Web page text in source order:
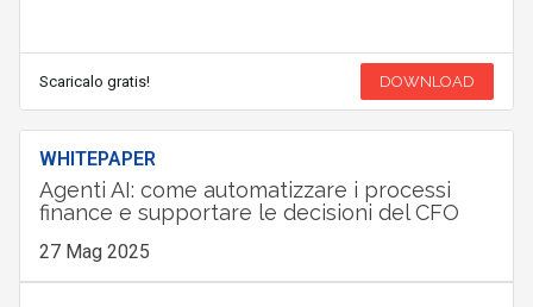
Scaricalo gratis! DOWNLOAD
WHITEPAPER
Agenti AI: come automatizzare i processi
finance e supportare le decisioni del CFO
27 Mag 2025